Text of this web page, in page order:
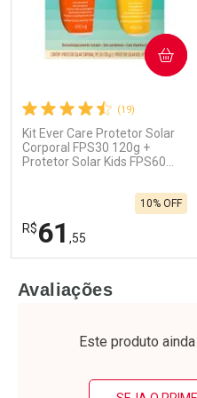
(19)
Kit Ever Care Protetor Solar
Corporal FPS30 120g +
Protetor Solar Kids FPS60
R$61 ,55
10% OFF
COMPRAR
Laboratório
Por Menos
Avaliações
Este produto